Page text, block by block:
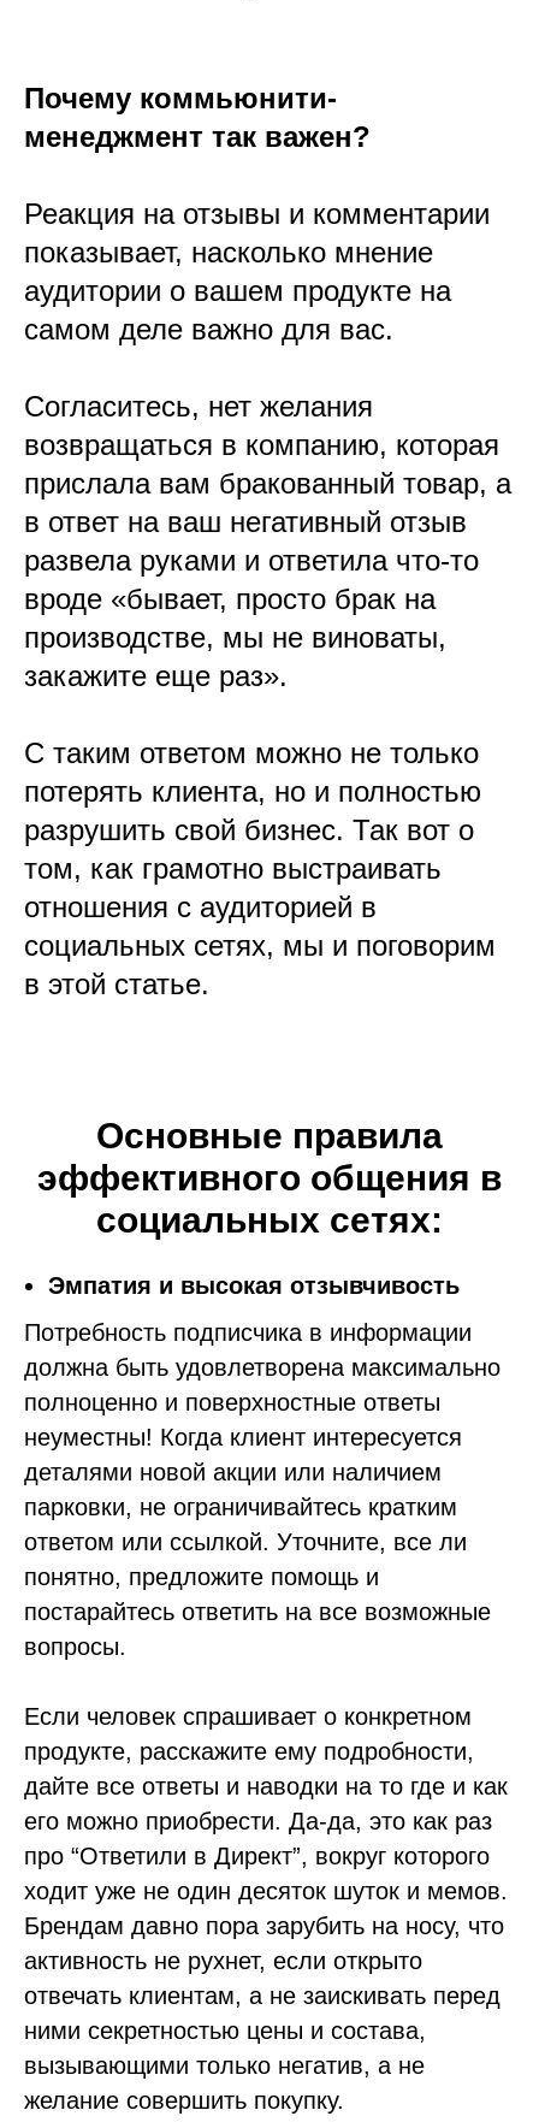
Почему коммьюнити-
менеджмент так важен?
Реакция на отзывы и комментарии
показывает, насколько мнение
аудитории о вашем продукте на
самом деле важно для вас.
Согласитесь, нет желания
возвращаться в компанию, которая
прислала вам бракованный товар, а
в ответ на ваш негативный отзыв
развела руками и ответила что-то
вроде «бывает, просто брак на
производстве, мы не виноваты,
закажите еще раз».
С таким ответом можно не только
потерять клиента, но и полностью
разрушить свой бизнес. Так вот о
том, как грамотно выстраивать
отношения с аудиторией в
социальных сетях, мы и поговорим
в этой статье.
Основные правила
эффективного общения в
социальных сетях:
Эмпатия и высокая отзывчивость
Потребность подписчика в информации
должна быть удовлетворена максимально
полноценно и поверхностные ответы
неуместны! Когда клиент интересуется
деталями новой акции или наличием
парковки, не ограничивайтесь кратким
ответом или ссылкой. Уточните, все ли
понятно, предложите помощь и
постарайтесь ответить на все возможные
вопросы.
Если человек спрашивает о конкретном
продукте, расскажите ему подробности,
дайте все ответы и наводки на то где и как
его можно приобрести. Да-да, это как раз
про “Ответили в Директ”, вокруг которого
ходит уже не один десяток шуток и мемов.
Брендам давно пора зарубить на носу, что
активность не рухнет, если открыто
отвечать клиентам, а не заискивать перед
ними секретностью цены и состава,
вызывающими только негатив, а не
желание совершить покупку.